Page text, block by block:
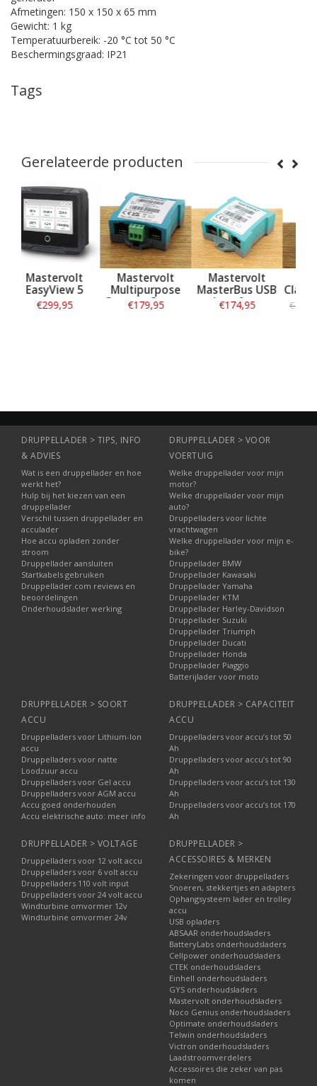
Afmetingen: 150 x 150 x 65 mm
Gewicht: 1 kg
Temperatuurbereik: -20 °C tot 50 °C
Beschermingsgraad: IP21
Tags
Gerelateerde producten
Mastervolt
Multipurpose
Contact Output
€179,95
Mastervolt
MasterBus USB
Interface
€174,95
Mastervolt
Class-T Zekering
500 A
€149,95 €109,95
DRUPPELLADER > TIPS, INFO
& ADVIES
Wat is een druppellader en hoe
werkt het?
Hulp bij het kiezen van een
druppellader
Verschil tussen druppellader en
acculader
Hoe accu opladen zonder
stroom
Druppellader aansluiten
Startkabels gebruiken
Druppellader.com reviews en
beoordelingen
Onderhoudslader werking
DRUPPELLADER > VOOR
VOERTUIG
Welke druppellader voor mijn
motor?
Welke druppellader voor mijn
auto?
Druppelladers voor lichte
vrachtwagen
Welke druppellader voor mijn e-
bike?
Druppellader BMW
Druppellader Kawasaki
Druppellader Yamaha
Druppellader KTM
Druppellader Harley-Davidson
Druppellader Suzuki
Druppellader Triumph
Druppellader Ducati
Druppellader Honda
Druppellader Piaggio
Batterijlader voor moto
DRUPPELLADER > SOORT
ACCU
Druppelladers voor Lithium-Ion
accu
Druppelladers voor natte
Loodzuur accu
Druppelladers voor Gel accu
Druppelladers voor AGM accu
Accu goed onderhouden
Accu elektrische auto: meer info
DRUPPELLADER > CAPACITEIT
ACCU
Druppelladers voor accu’s tot 50
Ah
Druppelladers voor accu’s tot 90
Ah
Druppelladers voor accu’s tot 130
Ah
Druppelladers voor accu’s tot 170
Ah
DRUPPELLADER > VOLTAGE
Druppelladers voor 12 volt accu
Druppelladers voor 6 volt accu
Druppelladers 110 volt input
Druppelladers voor 24 volt accu
Windturbine omvormer 12v
Windturbine omvormer 24v
DRUPPELLADER >
ACCESSOIRES & MERKEN
Zekeringen voor druppelladers
Snoeren, stekkertjes en adapters
Ophangsysteem lader en trolley
accu
USB opladers
ABSAAR onderhoudsladers
BatteryLabs onderhoudsladers
Cellpower onderhoudsladers
CTEK onderhoudsladers
Einhell onderhoudsladers
GYS onderhoudsladers
Mastervolt onderhoudsladers
Noco Genius onderhoudsladers
Optimate onderhoudsladers
Telwin onderhoudsladers
Victron onderhoudsladers
Laadstroomverdelers
Accessoires die zeker van pas
komen